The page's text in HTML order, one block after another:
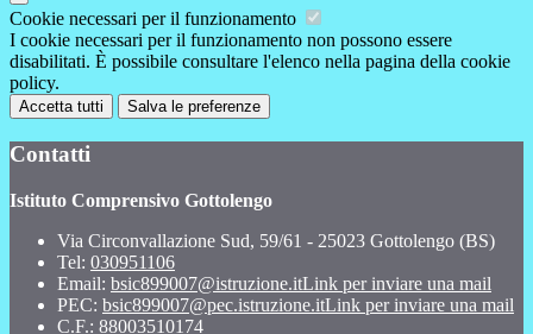
Cookie necessari per il funzionamento
I cookie necessari per il funzionamento non possono essere
disabilitati. È possibile consultare l'elenco nella pagina della cookie
policy.
Accetta tutti Salva le preferenze
Contatti
Istituto Comprensivo Gottolengo
Via Circonvallazione Sud, 59/61 - 25023 Gottolengo (BS)
Tel: 030951106
Email: bsic899007@istruzione.itLink per inviare una mail
PEC: bsic899007@pec.istruzione.itLink per inviare una mail
C.F.: 88003510174